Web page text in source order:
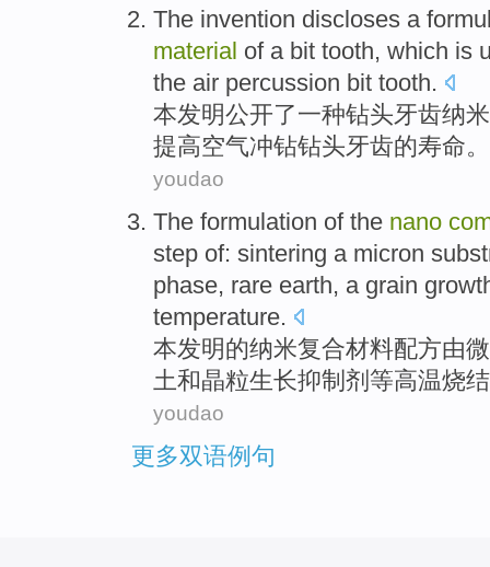
The invention discloses a
material ofa bit tooth, which is
the air percussion bit tooth.
本发明公开了一种钻头牙齿纳米
提高空气冲钻钻头牙齿的寿命。
youdao
The formulation ofthe nano
step of: sintering a micron
phase, rare earth, a grain
temperature.
本发明的纳米复合材料配方由
土和晶粒生长抑制剂等高温烧
youdao
更多双语例句